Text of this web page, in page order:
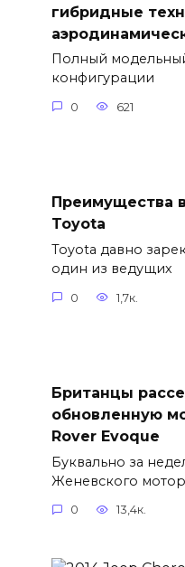
гибридные
Полный
конфигурации
0 621
Преимущества
Toyota
Toyota давно
один из ведущих
0 1,7к.
Британцы
обновленную
Rover Evoque
Буквально за
Женевского
0 13,4к.